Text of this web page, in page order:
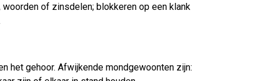
of zinsdelen; blokkeren op een klank
het gehoor. Afwijkende mondgewoonten zijn: